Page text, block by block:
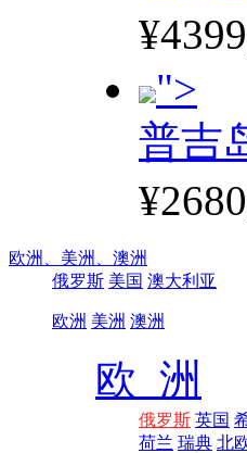
">
普吉
欧洲、 美洲、 澳洲
俄罗斯 美国 澳大利亚
欧洲 美洲 澳洲
欧 洲
俄罗斯 英国
荷兰 瑞典 北